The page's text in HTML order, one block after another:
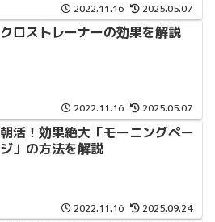
2022.11.16 2025.05.07
クロストレーナーの効果を解説
2022.11.16 2025.05.07
朝活！効果絶大「モーニングペー
ジ」の方法を解説
2022.11.16 2025.09.24